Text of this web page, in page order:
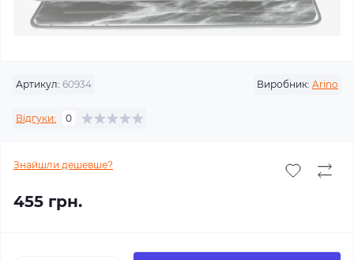
Артикул: 60934 Виробник: Arino
Відгуки: 0
Знайшли дешевше?
455 грн.